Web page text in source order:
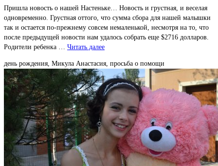
Пришла новость о нашей Настеньке… Новость и грустная, и веселая
одновременно. Грустная оттого, что сумма сбора для нашей малышки
так и остается по-прежнему совсем немаленькой, несмотря на то, что
после предыдущей новости нам удалось собрать еще $2716 долларов.
Родители ребенка … Читать далее
день рождения, Микула Анастасия, просьба о помощи